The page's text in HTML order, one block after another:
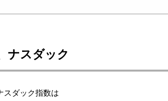
ナスダック
スダック指数は